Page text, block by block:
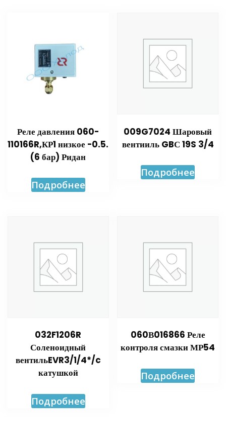
Реле давления 060-
110166R,КР1 низкое -0.5.
(6 бар) Ридан
Подробнее
009G7024 Шаровый
вентииль GBС 19S 3/4
Подробнее
032F1206R
Соленоидный
вентильEVR3/1/4*/c
катушкой
Подробнее
060В016866 Реле
контроля смазки МР54
Подробнее